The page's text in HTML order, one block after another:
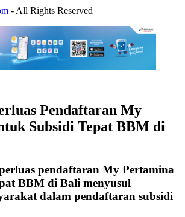
- All Rights Reserved
Pendaftaran My
Subsidi Tepat BBM di
pendaftaran My Pertamina
BBM di Bali menyusul
dalam pendaftaran subsidi